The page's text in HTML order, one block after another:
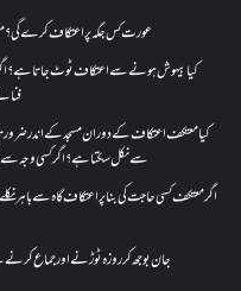
عورت کس جگہ پر اعتکاف کرے
کیا بیہوش ہونے سے اعتکاف ٹوٹ جاتا ہے؟
کیا معتکف اعتکاف کے دوران مسجد کے اندر
سے نکل سکتا ہے؟ اگر کسی وجہ سے
اگر معتکف کسی حاجت کی بنا پر اعتکاف گاہ سے
جان بوجھ کر روزہ ٹوڑنے اور جماع